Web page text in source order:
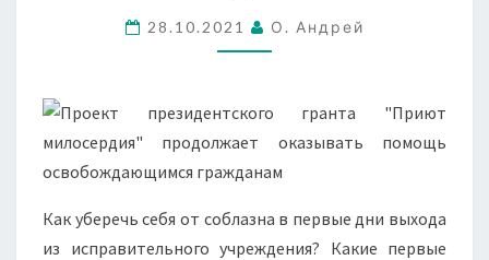
28.10.2021 О. Андрей
Как уберечь себя от соблазна в первые дни выхода
из исправительного учреждения? Какие первые